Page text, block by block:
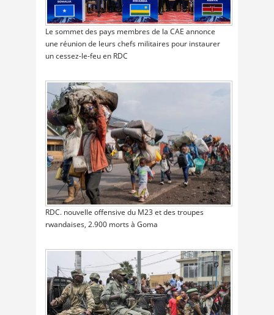
Le sommet des pays membres de la CAE annonce
une réunion de leurs chefs militaires pour instaurer
un cessez-le-feu en RDC
RDC. nouvelle offensive du M23 et des troupes
rwandaises, 2.900 morts à Goma